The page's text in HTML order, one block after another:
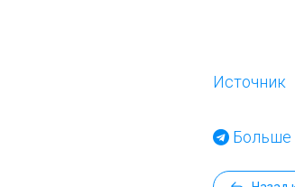
Источник
Больше